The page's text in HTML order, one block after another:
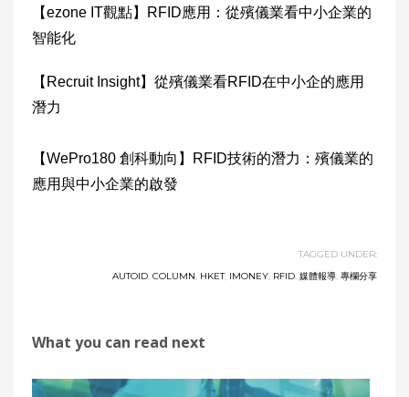
【ezone IT觀點】RFID應用：從殯儀業看中小企業的
智能化
【Recruit Insight】從殯儀業看RFID在中小企的應用
潛力
【WePro180 創科動向】RFID技術的潛力：殯儀業的
應用與中小企業的啟發
TAGGED UNDER:
AUTOID, COLUMN, HKET, IMONEY, RFID, 媒體報導, 專欄分享
What you can read next